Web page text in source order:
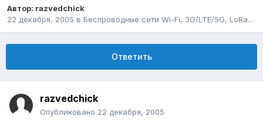
Автор: razvedchick
22 декабря, 2005 в Беспроводные сети Wi-Fi, 3G/LTE/5G, LoRa...
Ответить
razvedchick
Опубликовано 22 декабря, 2005